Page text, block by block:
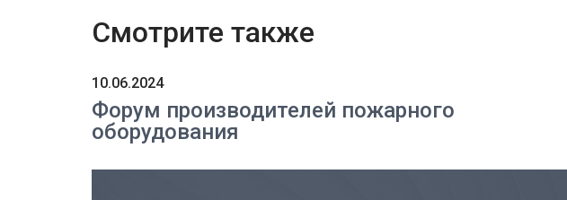
Смотрите также
10.06.2024
Форум производителей пожарного
оборудования